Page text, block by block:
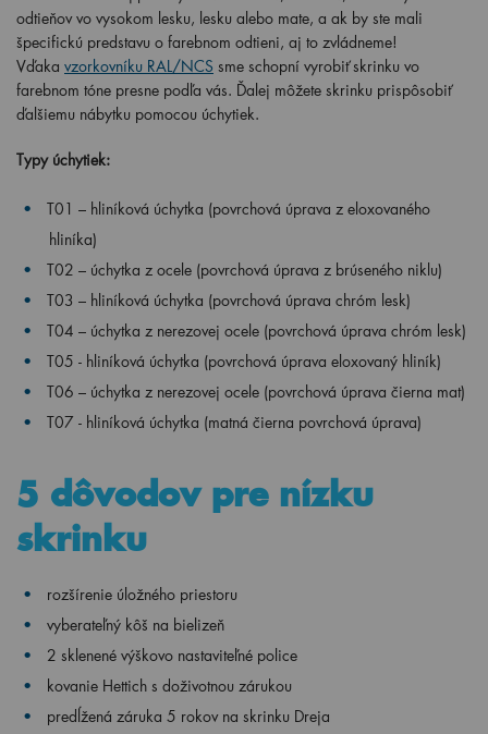
odtieňov vo vysokom lesku, lesku alebo mate, a ak by ste mali
špecifickú predstavu o farebnom odtieni, aj to zvládneme!
Vďaka vzorkovníku RAL/NCS sme schopní vyrobiť skrinku vo
farebnom tóne presne podľa vás. Ďalej môžete skrinku prispôsobiť
ďalšiemu nábytku pomocou úchytiek.
Typy úchytiek:
T01 – hliníková úchytka (povrchová úprava z eloxovaného
hliníka)
T02 – úchytka z ocele (povrchová úprava z brúseného niklu)
T03 – hliníková úchytka (povrchová úprava chróm lesk)
T04 – úchytka z nerezovej ocele (povrchová úprava chróm lesk)
T05 - hliníková úchytka (povrchová úprava eloxovaný hliník)
T06 – úchytka z nerezovej ocele (povrchová úprava čierna mat)
T07 - hliníková úchytka (matná čierna povrchová úprava)
5 dôvodov pre nízku
skrinku
rozšírenie úložného priestoru
vyberateľný kôš na bielizeň
2 sklenené výškovo nastaviteľné police
kovanie Hettich s doživotnou zárukou
predĺžená záruka 5 rokov na skrinku Dreja